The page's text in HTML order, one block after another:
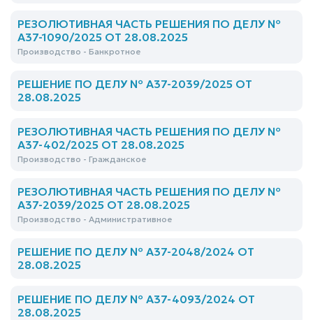
РЕЗОЛЮТИВНАЯ ЧАСТЬ РЕШЕНИЯ ПО ДЕЛУ №
А37-1090/2025 ОТ 28.08.2025
Производство - Банкротное
РЕШЕНИЕ ПО ДЕЛУ № А37-2039/2025 ОТ
28.08.2025
РЕЗОЛЮТИВНАЯ ЧАСТЬ РЕШЕНИЯ ПО ДЕЛУ №
А37-402/2025 ОТ 28.08.2025
Производство - Гражданское
РЕЗОЛЮТИВНАЯ ЧАСТЬ РЕШЕНИЯ ПО ДЕЛУ №
А37-2039/2025 ОТ 28.08.2025
Производство - Административное
РЕШЕНИЕ ПО ДЕЛУ № А37-2048/2024 ОТ
28.08.2025
РЕШЕНИЕ ПО ДЕЛУ № А37-4093/2024 ОТ
28.08.2025